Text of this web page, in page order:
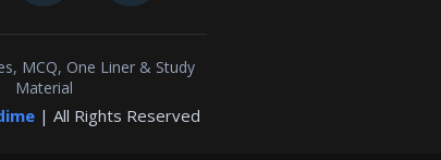
MCQ, One Liner & Study
Material
| All Rights Reserved